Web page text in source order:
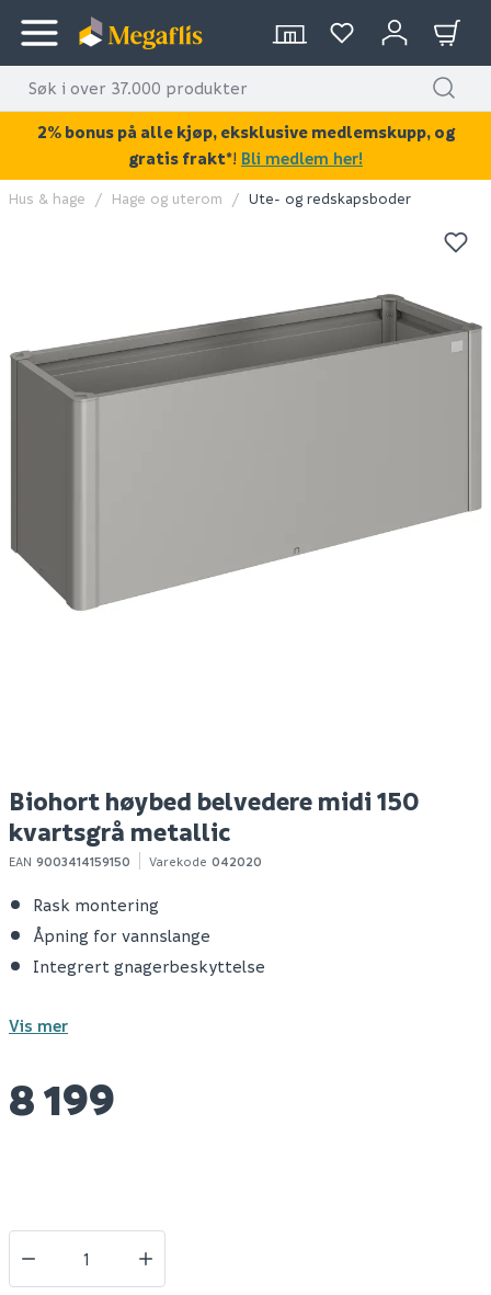
KAN DISSE VÆRE AV INTERESSE?
349
mørk grå metallic
Hus & hage Hage og uterom Ute- og redskapsboder
Biohort høybed belvedere midi 150
kvartsgrå metallic
EAN 9003414159150 Varekode 042020
Rask montering
Åpning for vannslange
Integrert gnagerbeskyttelse
Vis mer
8 199
2% bonus på alle kjøp, eksklusive medlemskupp, og
gratis frakt*! Bli medlem her!